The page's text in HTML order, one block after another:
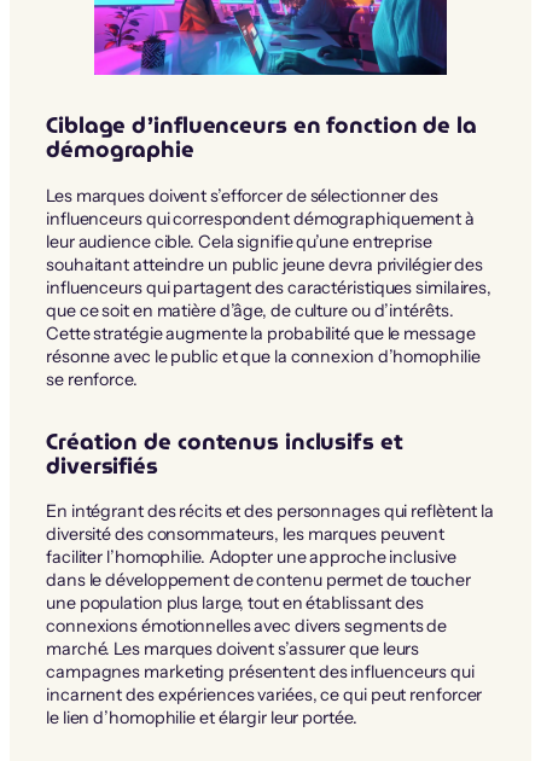
Ciblage d’influenceurs en fonction de la
démographie
Les marques doivent s’efforcer de sélectionner des
influenceurs qui correspondent démographiquement à
leur audience cible. Cela signifie qu’une entreprise
souhaitant atteindre un public jeune devra privilégier des
influenceurs qui partagent des caractéristiques similaires,
que ce soit en matière d’âge, de culture ou d’intérêts.
Cette stratégie augmente la probabilité que le message
résonne avec le public et que la connexion d’homophilie
se renforce.
Création de contenus inclusifs et
diversifiés
En intégrant des récits et des personnages qui reflètent la
diversité des consommateurs, les marques peuvent
faciliter l’homophilie. Adopter une approche inclusive
dans le développement de contenu permet de toucher
une population plus large, tout en établissant des
connexions émotionnelles avec divers segments de
marché. Les marques doivent s’assurer que leurs
campagnes marketing présentent des influenceurs qui
incarnent des expériences variées, ce qui peut renforcer
le lien d’homophilie et élargir leur portée.